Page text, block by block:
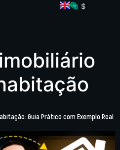
$
imobiliário
Guia Prático com Exemplo Real